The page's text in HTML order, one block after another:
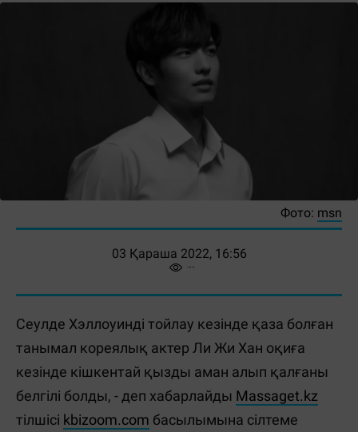
Фото: msn
03 Қараша 2022, 16:56
Сеулде Хэллоуинді тойлау кезінде қаза болған
танымал кореялық актер Ли Жи Хан оқиға
кезінде кішкентай қызды аман алып қалғаны
белгілі болды, - деп хабарлайды Massaget.kz
тілшісі kbizoom.com басылымына сілтеме